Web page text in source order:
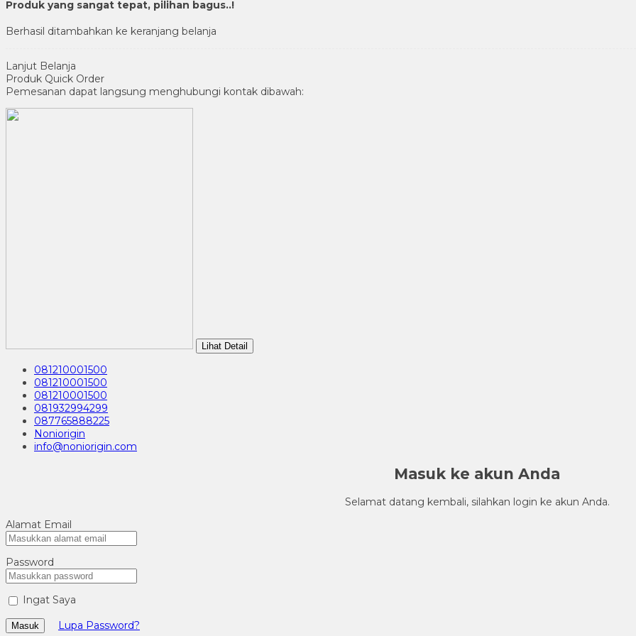
Produk yang sangat tepat, pilihan bagus..!
Berhasil ditambahkan ke keranjang belanja
Lanjut Belanja
Produk Quick Order
Pemesanan dapat langsung menghubungi kontak dibawah:
Lihat Detail
081210001500
081210001500
081210001500
081932994299
087765888225
Noniorigin
info@noniorigin.com
Masuk ke akun Anda
Selamat datang kembali, silahkan login ke akun Anda.
Alamat Email
Password
Ingat Saya
Masuk Lupa Password?